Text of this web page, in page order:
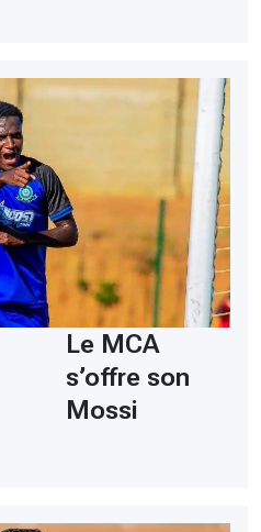
Le MCA
s’offre son
Mossi